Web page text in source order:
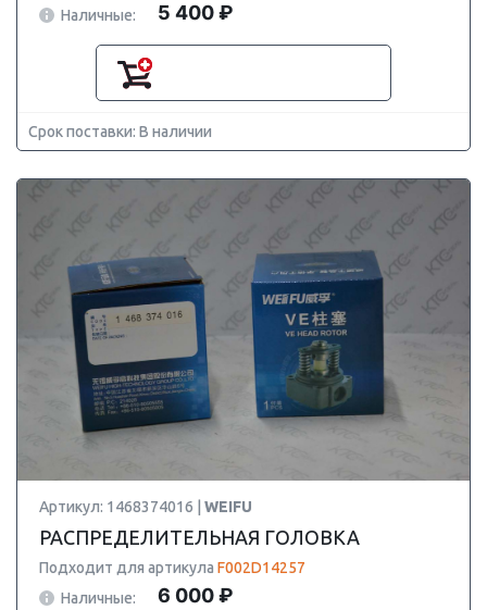
Наличные:
5 400 ₽
Срок поставки: В наличии
Артикул: 1468374016 | WEIFU
РАСПРЕДЕЛИТЕЛЬНАЯ ГОЛОВКА
Подходит для артикула F002D14257
Наличные:
6 000 ₽